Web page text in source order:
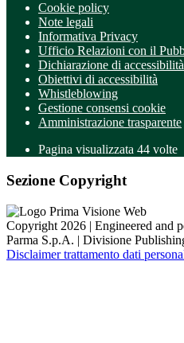
Cookie policy
Note legali
Informativa Privacy
Ufficio Relazioni con il
Dichiarazione di accessibilità
Obiettivi di accessibilità
Whistleblowing
Gestione consensi cookie
Amministrazione trasparente
Pagina visualizzata 44 volte
Sezione Copyright
Copyright 2026 | Engineered and
Parma S.p.A. | Divisione
Disclaimer trattamento dati